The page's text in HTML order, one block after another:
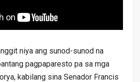
niya ang sunod-sunod na
pagpaparesto pa sa mga
kabilang sina Senador Francis